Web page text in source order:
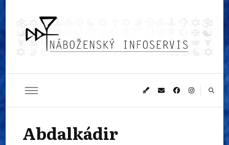
Náboženský
infoservis
Abdalkádir